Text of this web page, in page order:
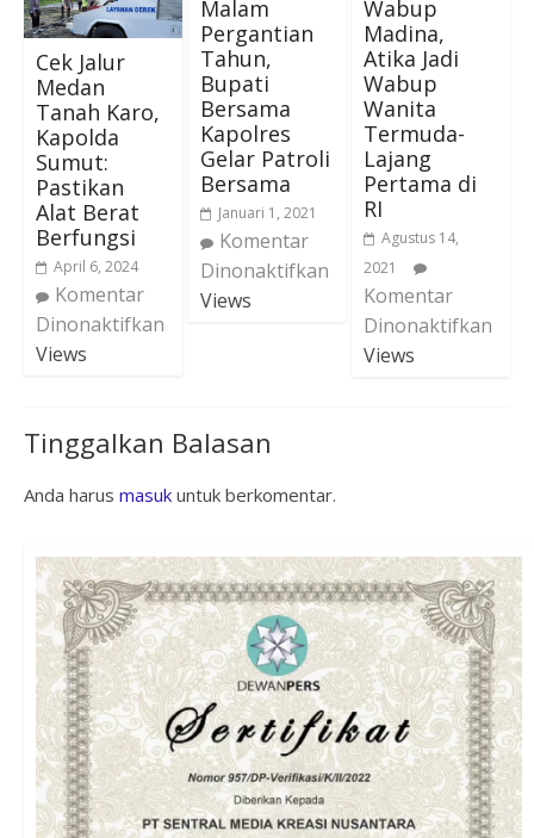
Cek Jalur
Medan
Tanah Karo,
Kapolda
Sumut:
Pastikan
Alat Berat
Berfungsi
April 6, 2024
Komentar
Dinonaktifkan
Views
Malam
Pergantian
Tahun,
Bupati
Bersama
Kapolres
Gelar Patroli
Bersama
Januari 1, 2021
Komentar
Dinonaktifkan
Views
Wabup
Madina,
Atika Jadi
Wabup
Wanita
Termuda-
Lajang
Pertama di
RI
Agustus 14,
2021
Komentar
Dinonaktifkan
Views
Tinggalkan Balasan
Anda harus masukuntuk berkomentar.